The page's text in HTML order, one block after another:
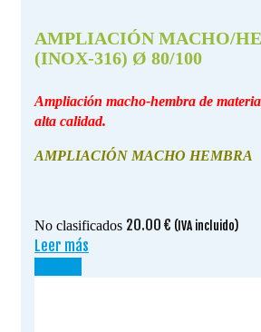
AMPLIACIÓN MACHO/
(INOX-316) Ø 80/100
Ampliación macho-hembra de
alta calidad.
AMPLIACIÓN MACHO HEMBRA
No clasificados 20.00 € (IVA incluido)
Leer más